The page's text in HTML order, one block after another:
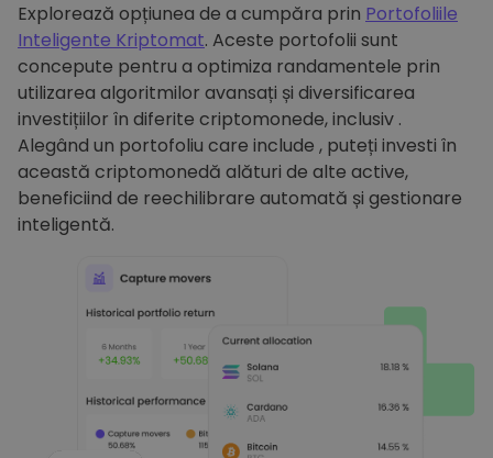
Explorează opțiunea de a cumpăra prin Portofoliile
Inteligente Kriptomat. Aceste portofolii sunt
concepute pentru a optimiza randamentele prin
utilizarea algoritmilor avansați și diversificarea
investițiilor în diferite criptomonede, inclusiv .
Alegând un portofoliu care include , puteți investi în
această criptomonedă alături de alte active,
beneficiind de reechilibrare automată și gestionare
inteligentă.